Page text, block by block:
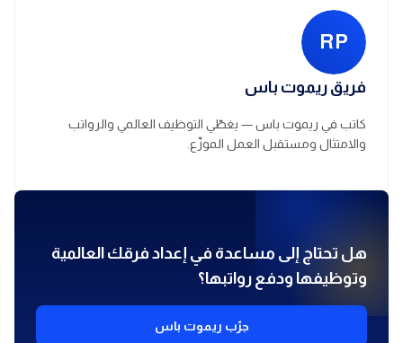
RP
فريق ريموت باس
كاتب في ريموت باس — يغطّي التوظيف العالمي والرواتب
والامتثال ومستقبل العمل الموزّع.
هل تحتاج إلى مساعدة في إعداد فرقك العالمية
وتوظيفها ودفع رواتبها؟
جرّب ريموت باس